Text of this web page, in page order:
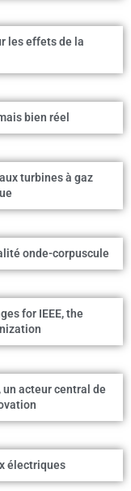
les effets de la
bien réel
turbines à gaz
onde-corpuscule
for IEEE, the
un acteur central de
électriques